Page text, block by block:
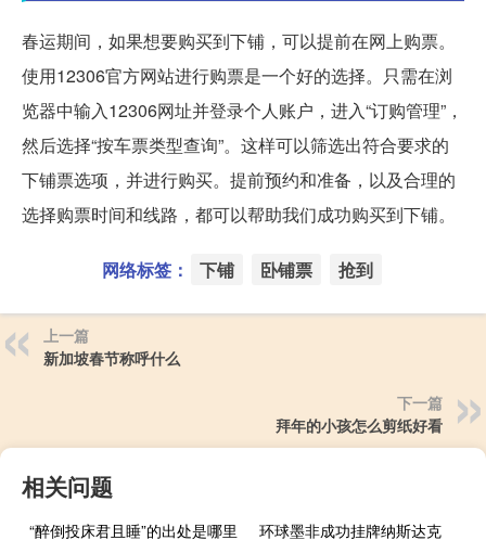
春运期间，如果想要购买到下铺，可以提前在网上购票。
使用12306官方网站进行购票是一个好的选择。只需在浏
览器中输入12306网址并登录个人账户，进入“订购管理”，
然后选择“按车票类型查询”。这样可以筛选出符合要求的
下铺票选项，并进行购买。提前预约和准备，以及合理的
选择购票时间和线路，都可以帮助我们成功购买到下铺。
网络标签： 下铺 卧铺票 抢到
上一篇
新加坡春节称呼什么
下一篇
拜年的小孩怎么剪纸好看
相关问题
“醉倒投床君且睡”的出处是哪里
环球墨非成功挂牌纳斯达克